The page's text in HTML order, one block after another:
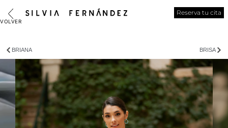
Reserva tu cita
BRIANA BRISA